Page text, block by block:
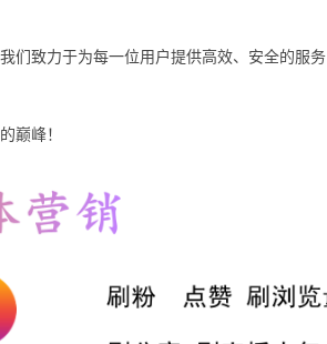
们致力于为每一位用户提供高效、安全的服
巅峰！